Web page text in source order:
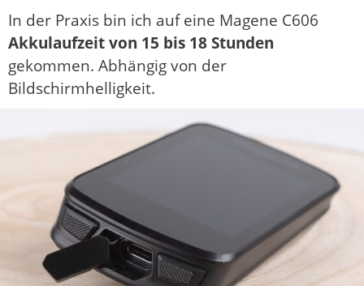
In der Praxis bin ich auf eine Magene C606
Akkulaufzeit von 15 bis 18 Stunden
gekommen. Abhängig von der
Bildschirmhelligkeit.